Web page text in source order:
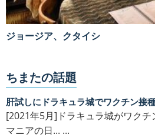
ジョージア、クタイシ
ちまたの話題
肝試しにドラキュラ城でワクチン接
[2021年5月]ドラキュラ城がワク
マニアの日... ...